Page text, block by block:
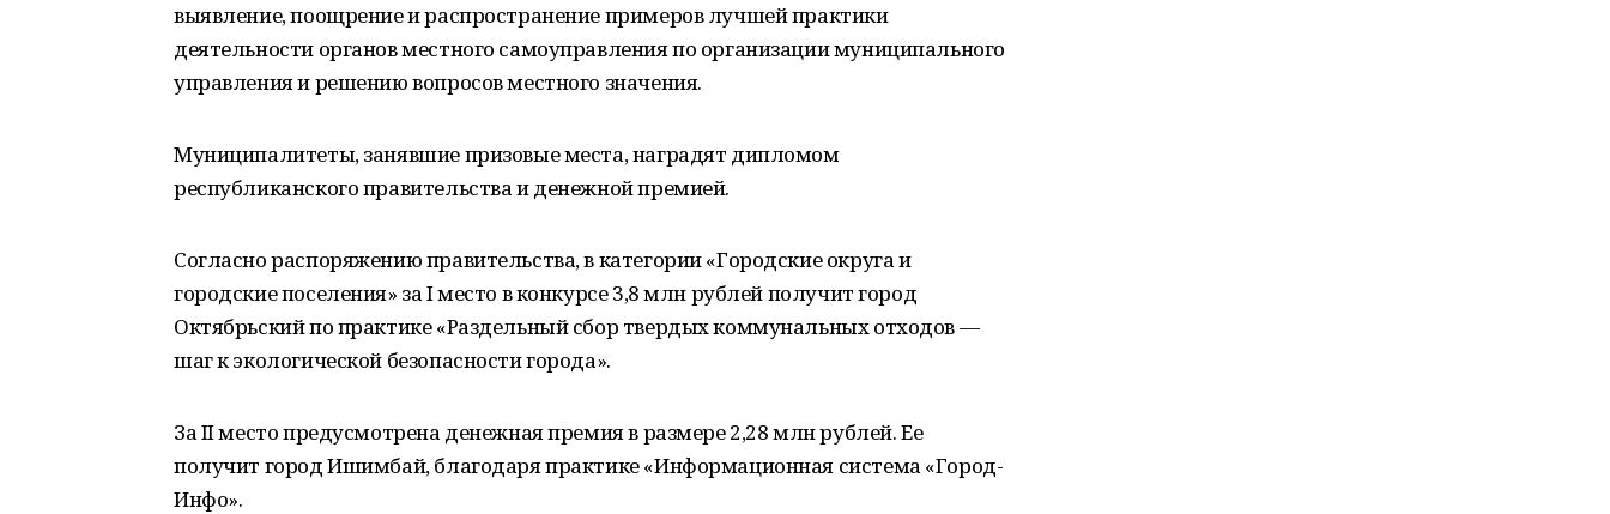
выявление, поощрение и распространение примеров лучшей практики
деятельности органов местного самоуправления по организации муниципального
управления и решению вопросов местного значения.
Муниципалитеты, занявшие призовые места, наградят дипломом
республиканского правительства и денежной премией.
Согласно распоряжению правительства, в категории «Городские округа и
городские поселения» за I место в конкурсе 3,8 млн рублей получит город
Октябрьский по практике «Раздельный сбор твердых коммунальных отходов —
шаг к экологической безопасности города».
За II место предусмотрена денежная премия в размере 2,28 млн рублей. Ее
получит город Ишимбай, благодаря практике «Информационная система «Город-
Инфо».